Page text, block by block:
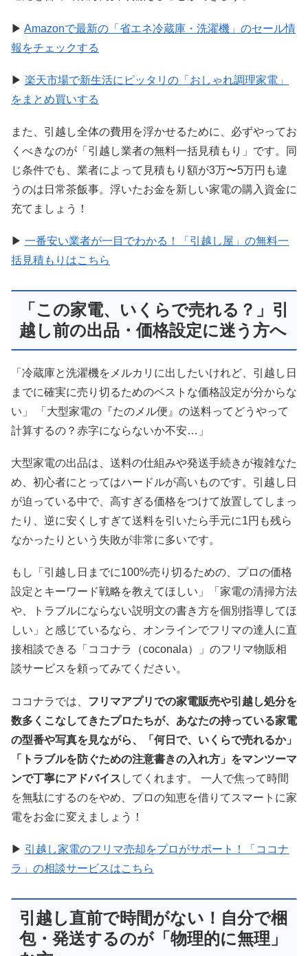
▶ Amazonで最新の「省エネ冷蔵庫・洗濯機」のセール情
報をチェックする
▶ 楽天市場で新生活にピッタリの「おしゃれ調理家電」
をまとめ買いする
また、引越し全体の費用を浮かせるために、必ずやってお
くべきなのが「引越し業者の無料一括見積もり」です。同
じ条件でも、業者によって見積もり額が3万〜5万円も違
うのは日常茶飯事。浮いたお金を新しい家電の購入資金に
充てましょう！
▶ 一番安い業者が一目でわかる！「引越し屋」の無料一
括見積もりはこちら
「この家電、いくらで売れる？」引
越し前の出品・価格設定に迷う方へ
「冷蔵庫と洗濯機をメルカリに出したいけれど、引越し日
までに確実に売り切るためのベストな価格設定が分からな
い」 「大型家電の『たのメル便』の送料ってどうやって
計算するの？赤字にならないか不安…」
大型家電の出品は、送料の仕組みや発送手続きが複雑なた
め、初心者にとってはハードルが高いものです。引越し日
が迫っている中で、高すぎる価格をつけて放置してしまっ
たり、逆に安くしすぎて送料を引いたら手元に1円も残ら
なかったりという失敗が非常に多いです。
もし「引越し日までに100%売り切るための、プロの価格
設定とキーワード戦略を教えてほしい」「家電の清掃方法
や、トラブルにならない説明文の書き方を個別指導してほ
しい」と感じているなら、オンラインでフリマの達人に直
接相談できる「ココナラ（coconala）」のフリマ物販相
談サービスを頼ってみてください。
ココナラでは、 フリマアプリでの家電販売や引越し処分を
数多くこなしてきたプロたちが、あなたの持っている家電
の型番や写真を見ながら、「何日で、いくらで売れるか」
「トラブルを防ぐための注意書きの入れ方」をマンツーマ
ンで丁寧にアドバイス してくれます。 一人で焦って時間
を無駄にするのをやめ、プロの知恵を借りてスマートに家
電をお金に変えましょう！
▶ 引越し家電のフリマ売却をプロがサポート！「ココナ
ラ」の相談サービスはこちら
引越し直前で時間がない！自分で梱
包・発送するのが「物理的に無理」